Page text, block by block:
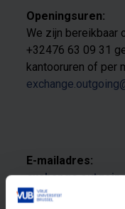
Openingsuren:
We zijn bereikbaar
+32476 63 09 31
kantooruren of per
E-mailadres: